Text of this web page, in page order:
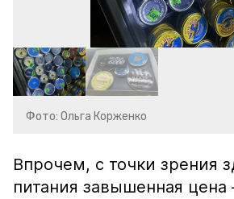
Фото: Ольга Корженко
Впрочем, с точки зрения
питания завышенная